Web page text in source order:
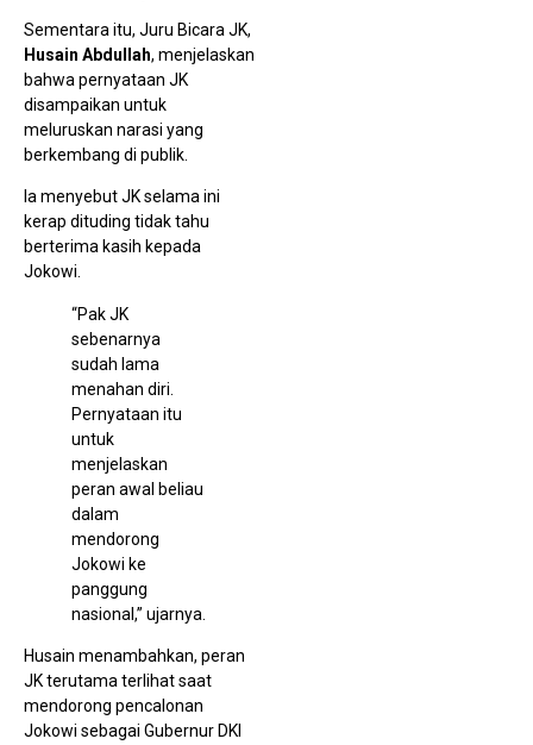
Sementara itu, Juru Bicara JK,
Husain Abdullah, menjelaskan
bahwa pernyataan JK
disampaikan untuk
meluruskan narasi yang
berkembang di publik.
Ia menyebut JK selama ini
kerap dituding tidak tahu
berterima kasih kepada
Jokowi.
“Pak JK
sebenarnya
sudah lama
menahan diri.
Pernyataan itu
untuk
menjelaskan
peran awal beliau
dalam
mendorong
Jokowi ke
panggung
nasional,” ujarnya.
Husain menambahkan, peran
JK terutama terlihat saat
mendorong pencalonan
Jokowi sebagai Gubernur DKI